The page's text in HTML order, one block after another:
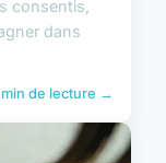
consentis,
dans
min de lecture →